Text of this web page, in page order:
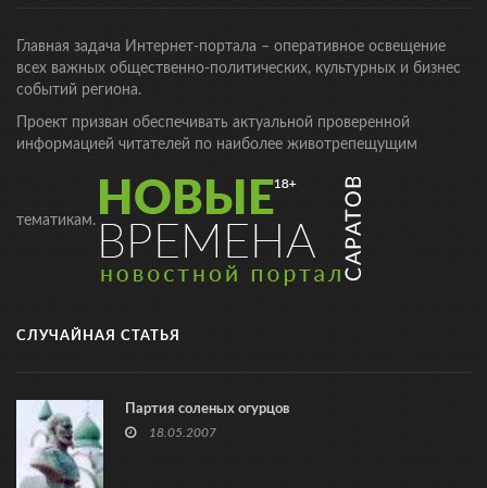
Главная задача Интернет-портала – оперативное освещение
всех важных общественно-политических, культурных и бизнес
событий региона.
Проект призван обеспечивать актуальной проверенной
информацией читателей по наиболее животрепещущим
тематикам.
СЛУЧАЙНАЯ СТАТЬЯ
Партия соленых огурцов
18.05.2007